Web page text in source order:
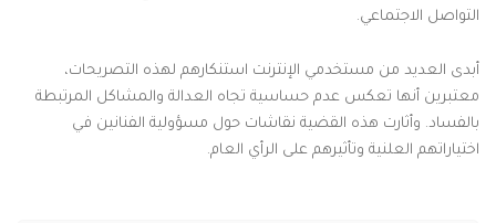
التواصل الاجتماعي.
أبدى العديد من مستخدمي الإنترنت استنكارهم لهذه التصريحات،
معتبرين أنها تعكس عدم حساسية تجاه العدالة والمشاكل المرتبطة
بالفساد. وأثارت هذه القضية نقاشات حول مسؤولية الفنانين في
اختياراتهم العلنية وتأثيرهم على الرأي العام.